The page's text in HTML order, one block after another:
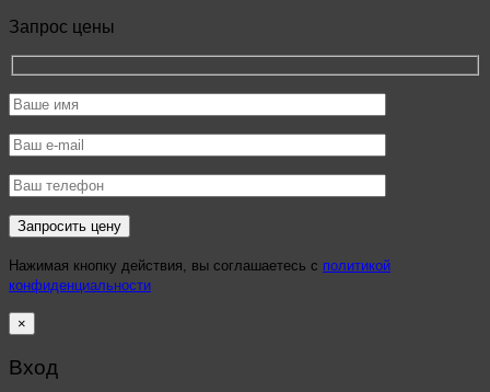
Запрос цены
Нажимая кнопку действия, вы соглашаетесь с политикой
конфиденциальности
×
Вход